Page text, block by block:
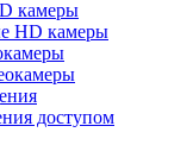
камеры
HD камеры
доступом